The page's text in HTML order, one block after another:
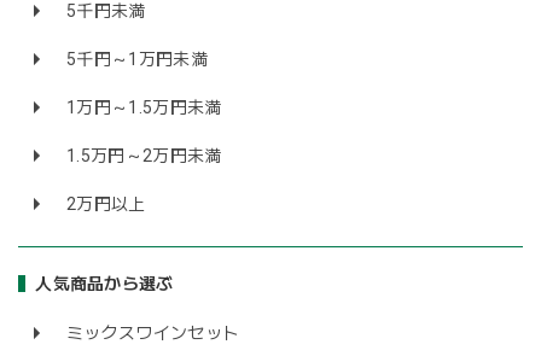
5千円未満
5千円～1万円未満
1万円～1.5万円未満
1.5万円～2万円未満
2万円以上
人気商品から選ぶ
ミックスワインセット